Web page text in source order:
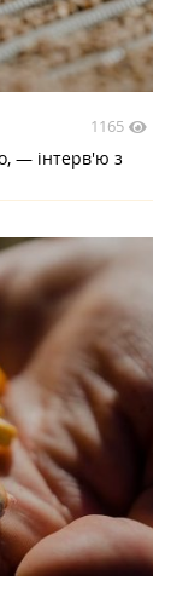
1165
— інтерв'ю з